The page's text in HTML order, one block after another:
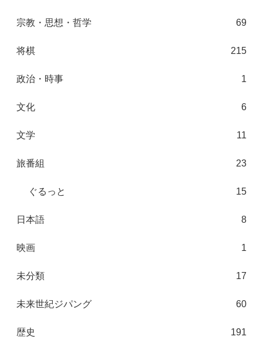
宗教・思想・哲学 69
将棋 215
政治・時事 1
文化 6
文学 11
旅番組 23
ぐるっと 15
日本語 8
映画 1
未分類 17
未来世紀ジパング 60
歴史 191